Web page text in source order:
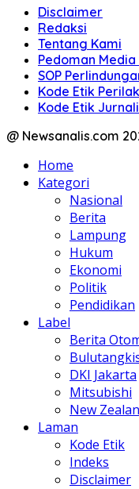
Disclaimer
Redaksi
Tentang Kami
Pedoman
SOP
Kode Etik
Kode Etik
@ Newsanalis.com
Home
Kategori
Nasional
Berita
Lampung
Hukum
Ekonomi
Politik
Pendidikan
Label
Berita
DKI Jakarta
Mitsubishi
New
Laman
Kode Etik
Indeks
Disclaimer